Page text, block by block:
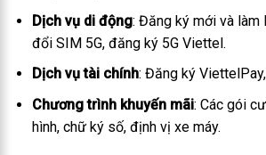
Dịch vụ di động: Đăng ký mới và
đổi SIM 5G, đăng ký 5G Viettel.
Dịch vụ tài chính: Đăng ký
Chương trình khuyến mãi: Các gói
hình, chữ ký số, định vị xe máy.